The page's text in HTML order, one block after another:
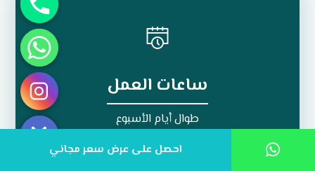
ساعات العمل
طوال أيام الأسبوع
احصل على عرض سعر مجاني
Hide chaty